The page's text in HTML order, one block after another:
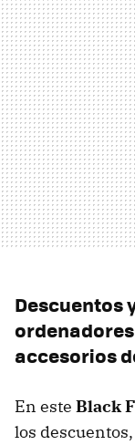
Descuentos
accesorios
En este Black
los